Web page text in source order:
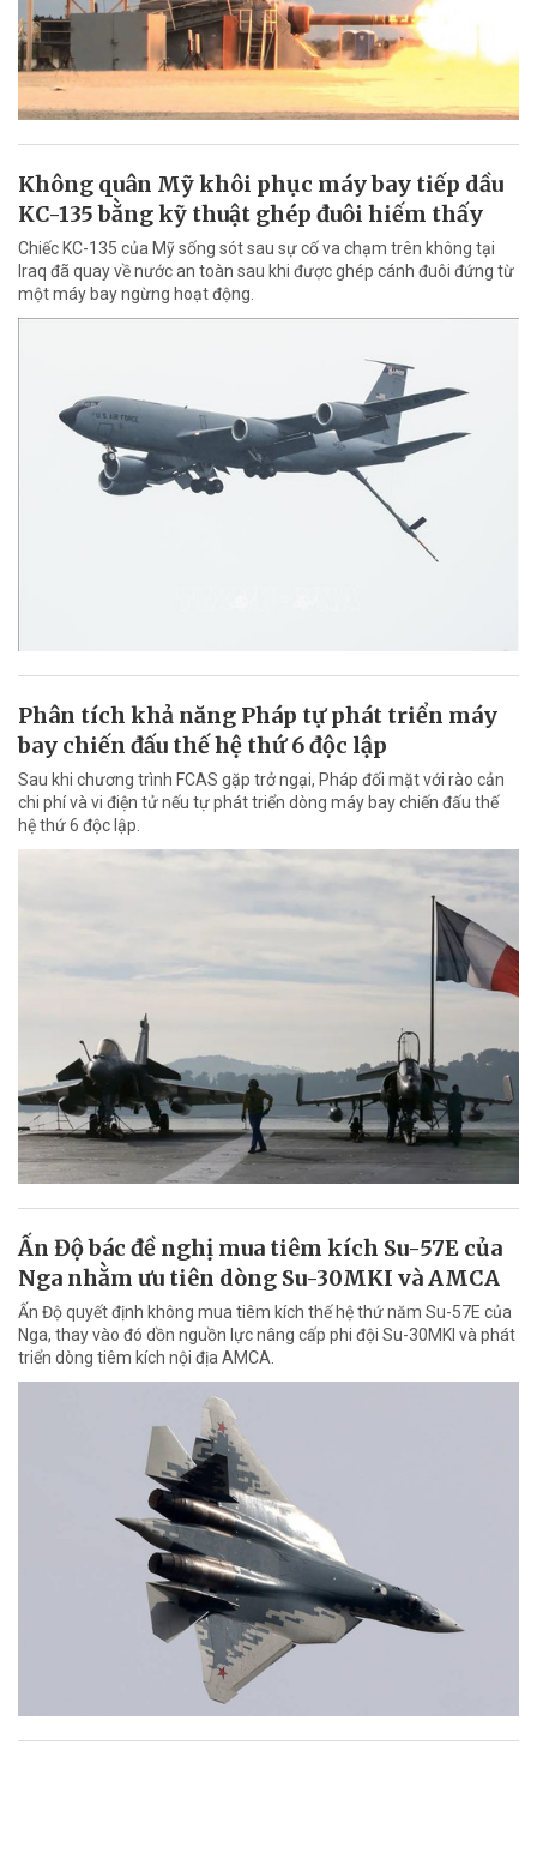
Không quân Mỹ khôi phục máy bay tiếp dầu
KC-135 bằng kỹ thuật ghép đuôi hiếm thấy
Chiếc KC-135 của Mỹ sống sót sau sự cố va chạm trên không tại
Iraq đã quay về nước an toàn sau khi được ghép cánh đuôi đứng từ
một máy bay ngừng hoạt động.
Phân tích khả năng Pháp tự phát triển máy
bay chiến đấu thế hệ thứ 6 độc lập
Sau khi chương trình FCAS gặp trở ngại, Pháp đối mặt với rào cản
chi phí và vi điện tử nếu tự phát triển dòng máy bay chiến đấu thế
hệ thứ 6 độc lập.
Ấn Độ bác đề nghị mua tiêm kích Su-57E của
Nga nhằm ưu tiên dòng Su-30MKI và AMCA
Ấn Độ quyết định không mua tiêm kích thế hệ thứ năm Su-57E của
Nga, thay vào đó dồn nguồn lực nâng cấp phi đội Su-30MKI và phát
triển dòng tiêm kích nội địa AMCA.